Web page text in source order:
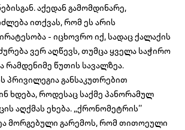
აქედან გამომდინარე,
ითქვას, რომ ეს არის
- იცხოვრო იქ, სადაც ქალაქის
ვერ აღწევს, თუმცა ყველა საჭირო
წუთის სავალზეა.
პრივილეგია განსაკუთრებით
ხდება, როდესაც საქმე პანორამულ
აღქმას ეხება. „ქრონომეტრის’’
მორგებული გარემოს, რომ თითოეული